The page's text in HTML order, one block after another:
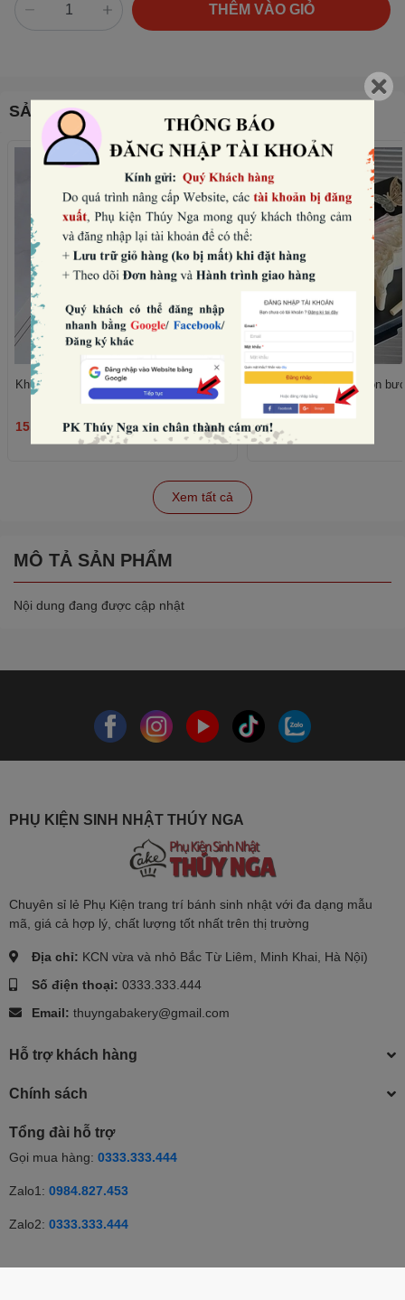
THÊM VÀO GIỎ
SẢN PHẨM THƯỜNG MUA CÙNG
Khuôn silicon tròn - 8 trái tim to nhỏ.
15.000₫ THÊM
Khuôn silicon - hình con
75.000₫
Xem tất cả
MÔ TẢ SẢN PHẨM
Nội dung đang được cập nhật
PHỤ KIỆN SINH NHẬT THÚY NGA
Chuyên sỉ lẻ Phụ Kiện trang trí bánh sinh nhật với đa dạng mẫu
mã, giá cả hợp lý, chất lượng tốt nhất trên thị trường
Địa chỉ: KCN vừa và nhỏ Bắc Từ Liêm, Minh Khai, Hà Nội)
Số điện thoại: 0333.333.444
Email: thuyngabakery@gmail.com
Hỗ trợ khách hàng
Chính sách
Tổng đài hỗ trợ
Gọi mua hàng: 0333.333.444
Zalo1: 0984.827.453
Zalo2: 0333.333.444